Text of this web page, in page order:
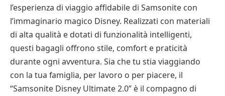
l’esperienza di viaggio affidabile di Samsonite con
l’immaginario magico Disney. Realizzati con materiali
di alta qualità e dotati di funzionalità intelligenti,
questi bagagli offrono stile, comfort e praticità
durante ogni avventura. Sia che tu stia viaggiando
con la tua famiglia, per lavoro o per piacere, il
“Samsonite Disney Ultimate 2.0” è il compagno di